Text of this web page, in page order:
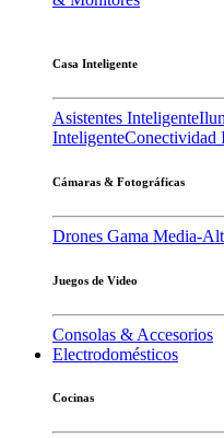
Casa Inteligente
Asistentes Inteligente
InteligenteConectividad
Cámaras & Fotográficas
Drones Gama Media-
Juegos de Video
Consolas & Accesorios
Electrodomésticos
Cocinas